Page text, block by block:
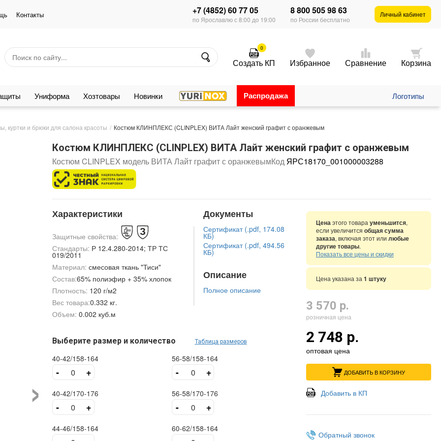
Контакты +7 (4852) 60 77 05
по Ярославлю с 8:00 до 19:00
8 800 505 98 63
по России бесплатно
Личный кабинет
0
Создать КП Избранное Сравнение Корзина
Униформа Хозтовары Новинки Распродажа Логотипы
куртки и брюки для салона красоты Костюм КЛИНПЛЕКС (CLINPLEX) ВИТА Лайт женский графит с оранжевым
›
Костюм КЛИНПЛЕКС (CLINPLEX) ВИТА Лайт женский графит с оранжевым
Костюм CLINPLEX модель ВИТА Лайт графит с оранжевымКод ЯРС18170_001000003288
Характеристики
Защитные свойства:
Стандарты: Р 12.4.280-2014; ТР ТС
019/2011
Материал: смесовая ткань "Тиси"
Состав:65% полиэфир + 35% хлопок
Плотность: 120 г/м2
Вес товара:0.332 кг.
Объем: 0.002 куб.м
Документы
Сертификат (.pdf, 174.08
КБ)
Сертификат (.pdf, 494.56
КБ)
Описание
Полное описание
Выберите размер и количество Таблица размеров
40-42/158-164
- +
40-42/170-176
- +
44-46/158-164
56-58/158-164
- +
56-58/170-176
- +
60-62/158-164
Ценаэтого товара уменьшится,
если увеличится общая сумма
заказа, включая этот или любые
другие товары.
Показать все цены и скидки
Цена указана за 1 штуку
3 570 р.
розничная цена
2 748 р.
оптовая цена
ДОБАВИТЬ В КОРЗИНУ
Добавить в КП
Обратный звонок